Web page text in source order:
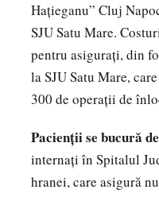
Hațieganu” Cluj
SJU Satu Mare.
pentru asiguraţi, din
la SJU Satu Mare,
300 de operaţii de
Pacienţii se bucură
internaţi în Spitalul
hranei, care asigură